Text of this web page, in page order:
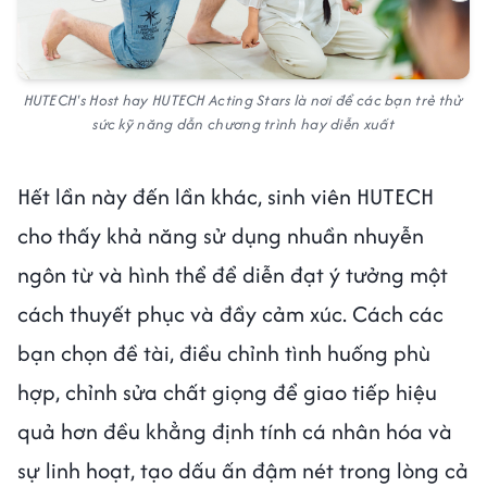
HUTECH's Host hay HUTECH Acting Stars là nơi để các bạn trẻ thử
sức kỹ năng dẫn chương trình hay diễn xuất
Hết lần này đến lần khác, sinh viên HUTECH
cho thấy khả năng sử dụng nhuần nhuyễn
ngôn từ và hình thể để diễn đạt ý tưởng một
cách thuyết phục và đầy cảm xúc. Cách các
bạn chọn đề tài, điều chỉnh tình huống phù
hợp, chỉnh sửa chất giọng để giao tiếp hiệu
quả hơn đều khẳng định tính cá nhân hóa và
sự linh hoạt, tạo dấu ấn đậm nét trong lòng cả